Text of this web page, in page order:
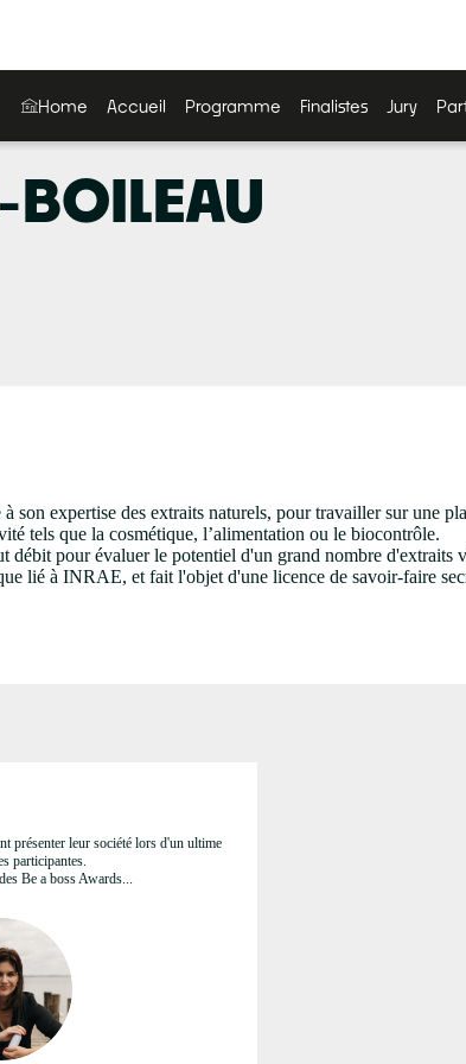
Home Accueil Programme Finalistes Jury
expertise des extraits naturels, pour travailler sur une
tels que la cosmétique, l’alimentation ou le biocontrôle.
pour évaluer le potentiel d'un grand nombre d'extraits
lié à INRAE, et fait l'objet d'une licence de savoir-faire
présenter leur société lors d'un ultime
participantes.
Be a boss Awards...